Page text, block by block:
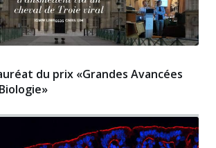
du prix «Grandes Avancées